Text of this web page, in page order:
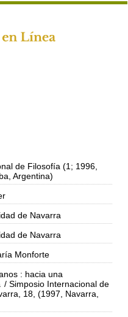
de Filosofía (1; 1996,
Argentina)
de Navarra
de Navarra
Monforte
: hacia una
/ Simposio Internacional de
18, (1997, Navarra,